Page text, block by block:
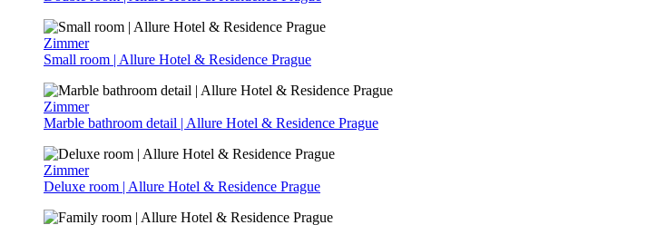
Zimmer
Small room | Allure Hotel & Residence Prague
Zimmer
Marble bathroom detail | Allure Hotel & Residence Prague
Zimmer
Deluxe room | Allure Hotel & Residence Prague